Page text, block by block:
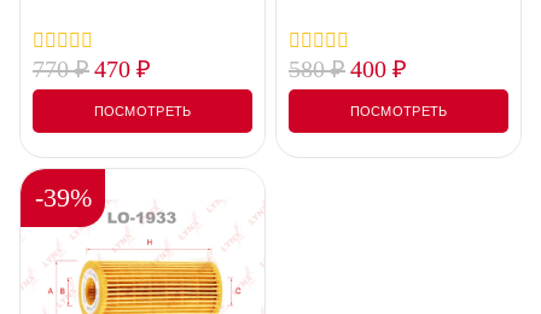
0
out
5
770₽470 ₽
ПОСМОТРЕТЬ
0
out
5
580₽400 ₽
ПОСМОТРЕТЬ
-39%